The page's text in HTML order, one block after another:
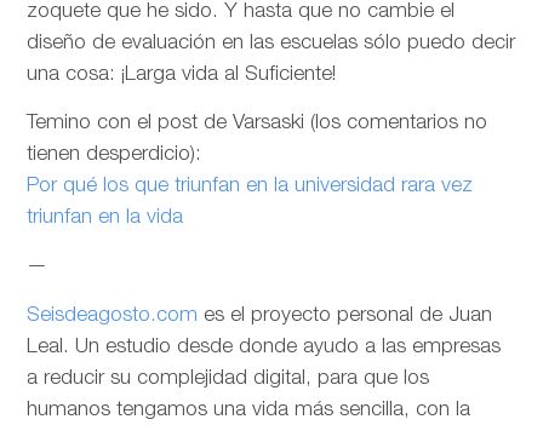
zoquete que he sido. Y hasta que no cambie el
diseño de evaluación en las escuelas sólo puedo decir
una cosa: ¡Larga vida al Suficiente!
Temino con el post de Varsaski (los comentarios no
tienen desperdicio):
Por qué los que triunfan en la universidad rara vez
triunfan en la vida
—
Seisdeagosto.com es el proyecto personal de Juan
Leal. Un estudio desde donde ayudo a las empresas
a reducir su complejidad digital, para que los
humanos tengamos una vida más sencilla, con la